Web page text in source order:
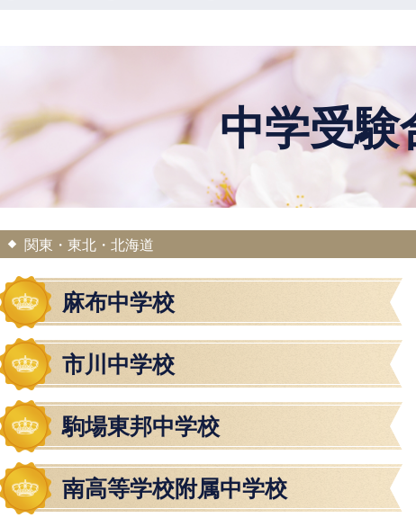
中学受験
関東・東北・北海道
麻布中学校
市川中学校
駒場東邦中学校
南高等学校附属中学校